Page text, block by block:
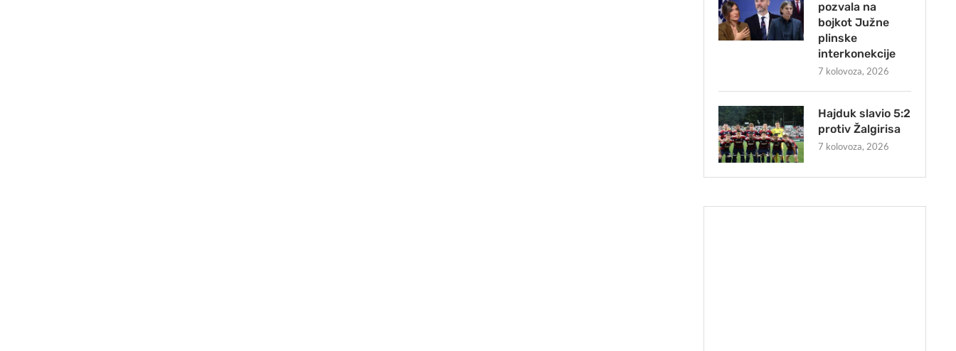
pozvala na
bojkot Južne
plinske
interkonekcije
7 kolovoza, 2026
Hajduk slavio 5:2
protiv Žalgirisa
7 kolovoza, 2026